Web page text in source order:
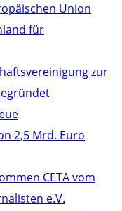
Union
für
zur
2,5 Mrd. Euro
CETA vom
e.V.